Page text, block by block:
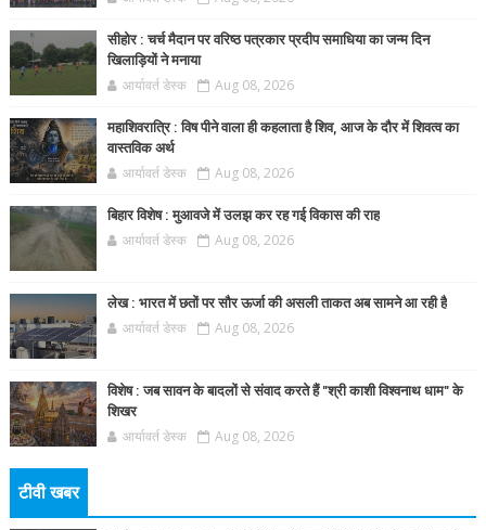
सीहोर : चर्च मैदान पर वरिष्ठ पत्रकार प्रदीप समाधिया का जन्म दिन
खिलाड़ियों ने मनाया
आर्यावर्त डेस्क Aug 08, 2026
महाशिवरात्रि : विष पीने वाला ही कहलाता है शिव, आज के दौर में शिवत्व का
वास्तविक अर्थ
आर्यावर्त डेस्क Aug 08, 2026
बिहार विशेष : मुआवजे में उलझ कर रह गई विकास की राह
आर्यावर्त डेस्क Aug 08, 2026
लेख : भारत में छतों पर सौर ऊर्जा की असली ताकत अब सामने आ रही है
आर्यावर्त डेस्क Aug 08, 2026
विशेष : जब सावन के बादलों से संवाद करते हैं "श्री काशी विश्वनाथ धाम" के
शिखर
आर्यावर्त डेस्क Aug 08, 2026
टीवी खबर